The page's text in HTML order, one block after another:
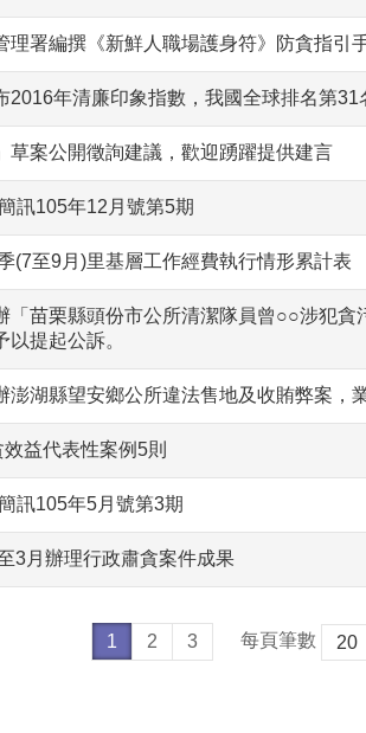
理署編撰《新鮮人職場護身符》防貪指引
2016年清廉印象指數，我國全球排名第31
草案公開徵詢建議，歡迎踴躍提供建言
訊105年12月號第5期
(7至9月)里基層工作經費執行情形累計表
「苗栗縣頭份市公所清潔隊員曾○○涉犯
提起公訴。
澎湖縣望安鄉公所違法售地及收賄弊案，
益代表性案例5則
訊105年5月號第3期
3月辦理行政肅貪案件成果
1 2 3 每頁筆數